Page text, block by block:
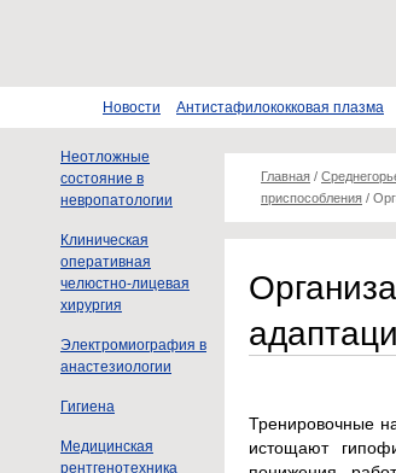
Новости Антистафилококковая плазма
Неотложные
состояние в
невропатологии
Клиническая
оперативная
челюстно-лицевая
хирургия
Электромиография в
анастезиологии
Гигиена
Медицинская
рентгенотехника
Главная /
приспособления /
Тренировочные
истощают